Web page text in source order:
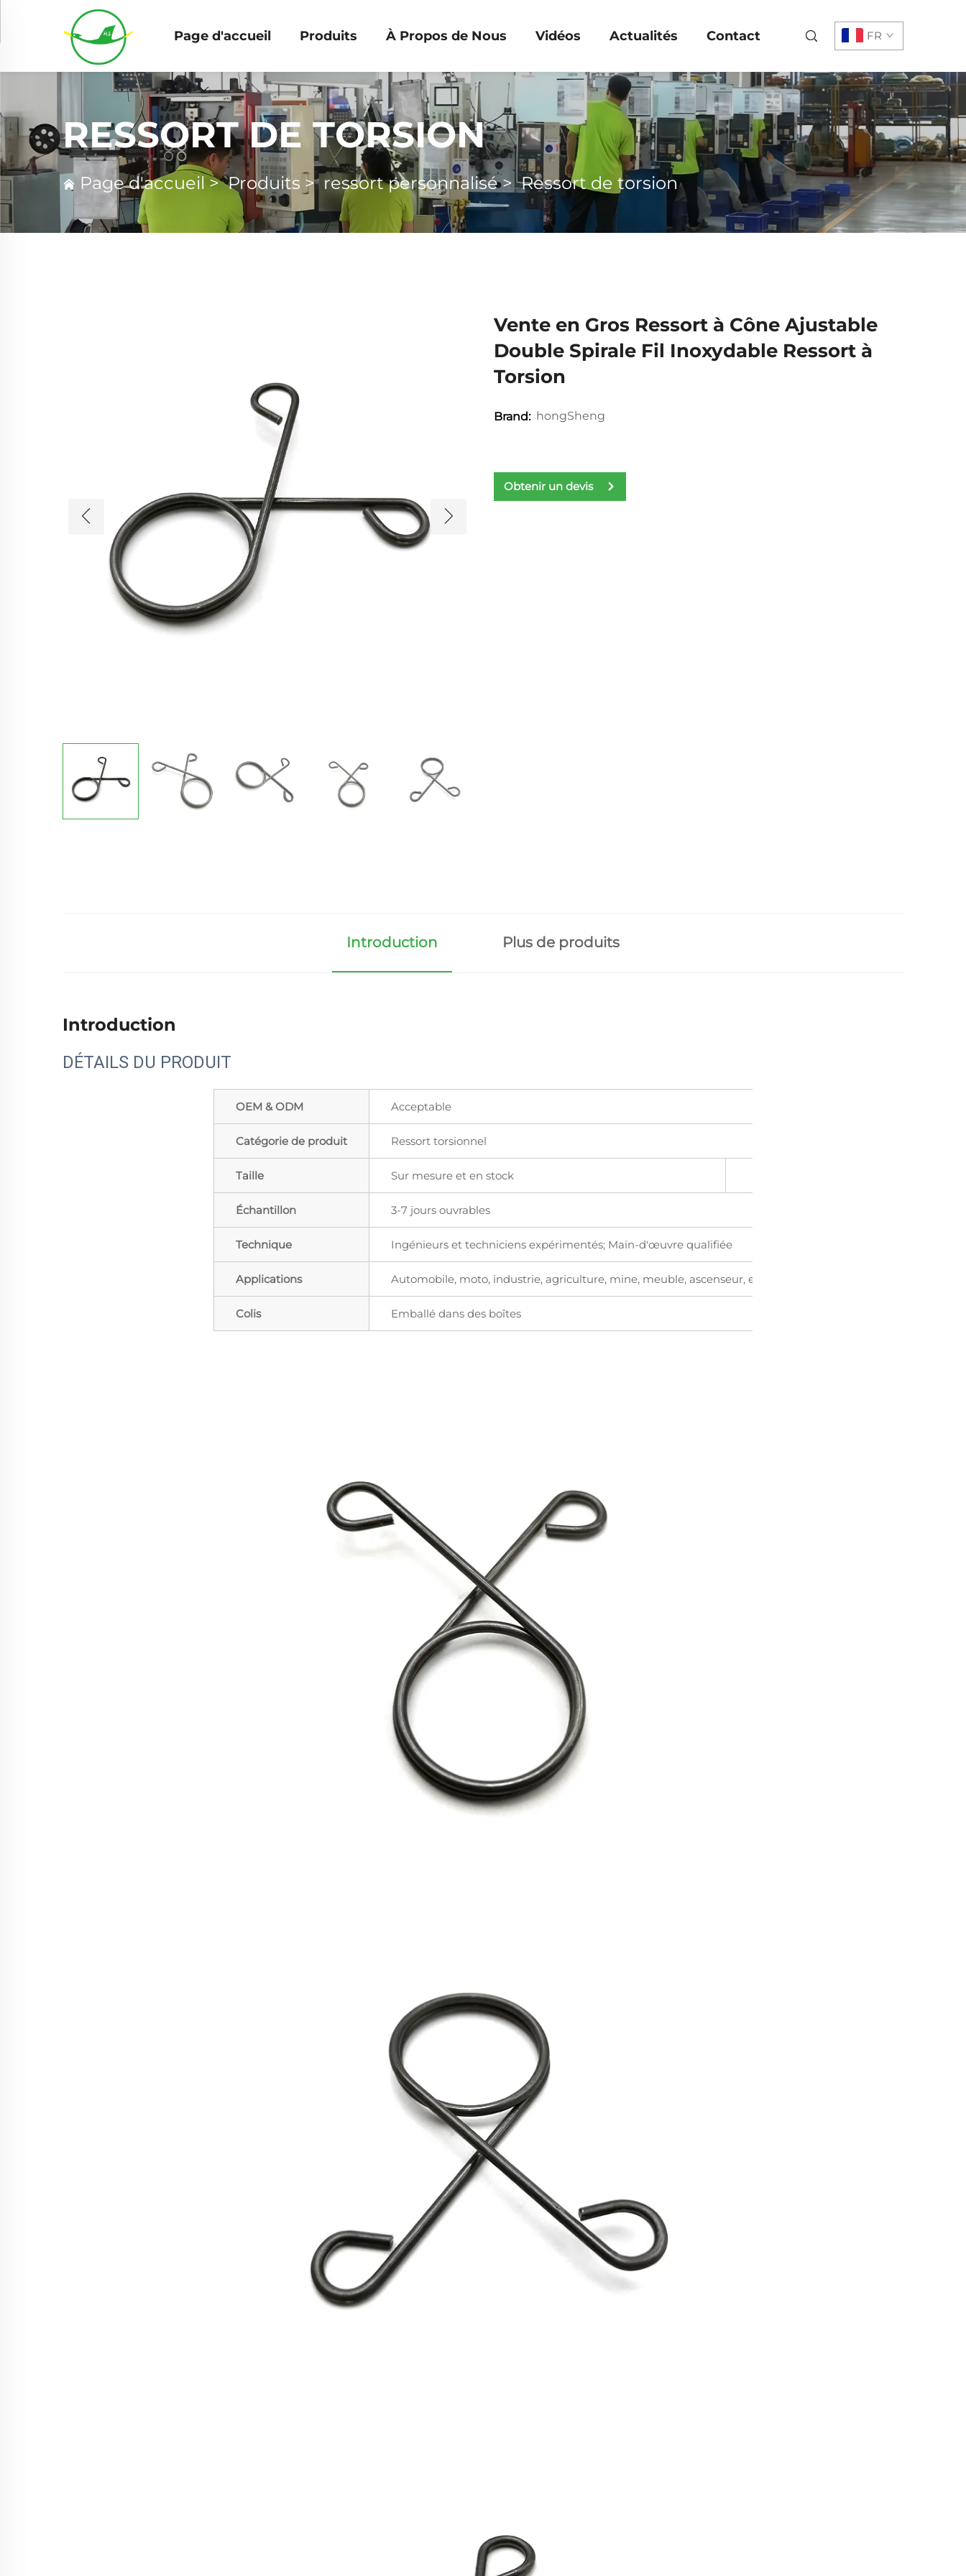
Page d'accueil Produits À Propos de Nous Vidéos Actualités Contact FR
RESSORT DE TORSION
Page d'accueil >Produits > ressort personnalisé>Ressort de torsion
Vente en Gros Ressort à Cône Ajustable
Double Spirale Fil Inoxydable Ressort à
Torsion
Brand: hongSheng
Obtenir un devis
Introduction Plus de produits
Introduction
DÉTAILS DU PRODUIT
OEM & ODM Acceptable
Catégorie de produit Ressort torsionnel
Taille Sur mesure et en stock
Échantillon 3-7 jours ouvrables
Technique Ingénieurs et techniciens expérimentés; Main-d'œuvre qualifiée
Applications Automobile, moto, industrie, agriculture, mine, meuble, ascenseur, etc.
Colis Emballé dans des boîtes